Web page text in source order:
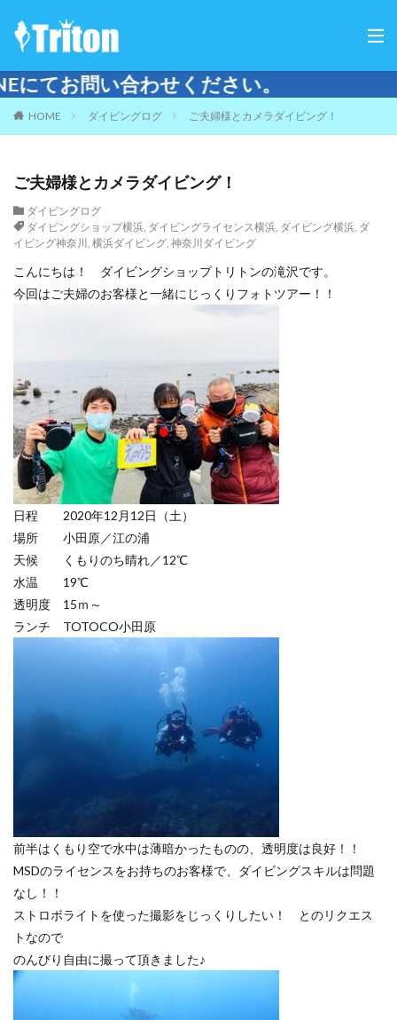
ださい。
HOME ダイビングログ ご夫婦様とカメラダイビング！
ご夫婦様とカメラダイビング！
ダイビングログ
ダイビングショップ横浜, ダイビングライセンス横浜, ダイビング横浜, ダ
イビング神奈川 , 横浜ダイビング, 神奈川ダイビング
こんにちは！ ダイビングショップトリトンの滝沢です。
今回はご夫婦のお客様と一緒にじっくりフォトツアー！！
日程 2020年12月12日（土）
場所 小田原／江の浦
天候 くもりのち晴れ／12℃
水温 19℃
透明度 15ｍ～
ランチ TOTOCO小田原
前半はくもり空で水中は薄暗かったものの、透明度は良好！！
MSDのライセンスをお持ちのお客様で、ダイビングスキルは問題
なし！！
ストロボライトを使った撮影をじっくりしたい！ とのリクエス
トなので
のんびり自由に撮って頂きました♪